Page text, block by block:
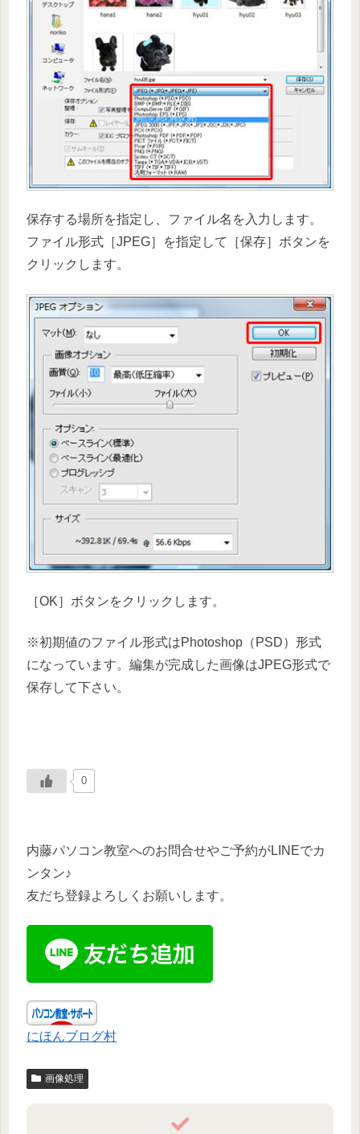
保存する場所を指定し、ファイル名を入力します。
ファイル形式［JPEG］を指定して［保存］ボタンを
クリックします。
［OK］ボタンをクリックします。
※初期値のファイル形式はPhotoshop（PSD）形式
になっています。編集が完成した画像はJPEG形式で
保存して下さい。
0
内藤パソコン教室へのお問合せやご予約がLINEでカ
ンタン♪
友だち登録よろしくお願いします。
にほんブログ村
画像処理